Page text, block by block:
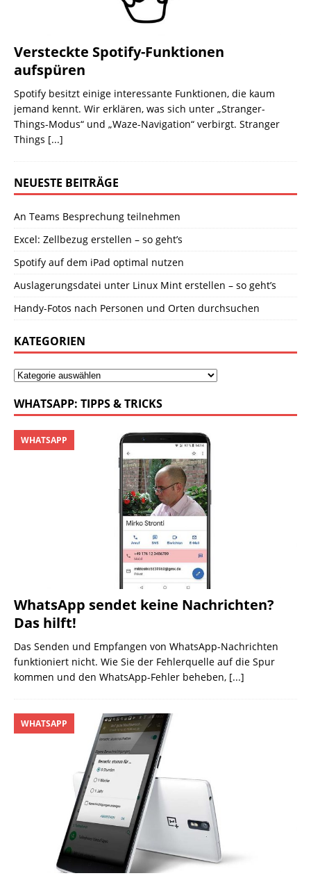
Versteckte Spotify-Funktionen
aufspüren
Spotify besitzt einige interessante Funktionen, die kaum
jemand kennt. Wir erklären, was sich unter „Stranger-
Things-Modus“ und „Waze-Navigation“ verbirgt. Stranger
Things [...]
NEUESTE BEITRÄGE
An Teams Besprechung teilnehmen
Excel: Zellbezug erstellen – so geht’s
Spotify auf dem iPad optimal nutzen
Auslagerungsdatei unter Linux Mint erstellen – so geht’s
Handy-Fotos nach Personen und Orten durchsuchen
KATEGORIEN
WHATSAPP: TIPPS & TRICKS
WhatsApp sendet keine Nachrichten?
Das hilft!
WHATSAPP
Das Senden und Empfangen von WhatsApp-Nachrichten
funktioniert nicht. Wie Sie der Fehlerquelle auf die Spur
kommen und den WhatsApp-Fehler beheben, [...]
WHATSAPP